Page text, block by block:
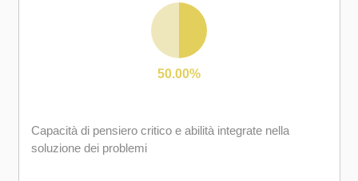
Capacità di comunicare e negoziare efficacemente con
Capacità di possedere spirito di iniziativa e
provare empatia
50.00%
Capacità di pensiero critico e abilità integrate nella
soluzione dei problemi